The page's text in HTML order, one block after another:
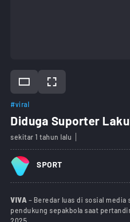
#viral
Diduga Suporter
sekitar 1 tahun lalu
SPORT
VIVA – Beredar luas di sosial
pendukung sepakbola saat